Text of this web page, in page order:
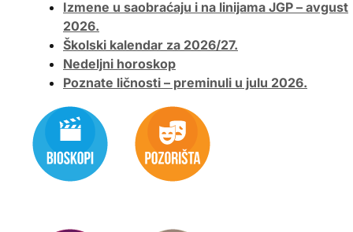
Izmene u saobraćaju i na linijama JGP – avgust
2026.
Školski kalendar za 2026/27.
Nedeljni horoskop
Poznate ličnosti – preminuli u julu 2026.